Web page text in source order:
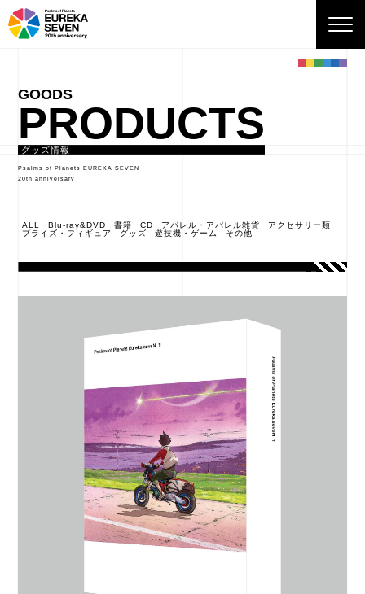
PRODUCTS
グッズ情報
Psalms of Planets EUREKA SEVEN
20th anniversary
ALL Blu-ray&DVD 書籍 CD アパレル・アパレル雑貨
アクセサリー類
プライズ・フィギュア
グッズ 遊技機・ゲーム その他